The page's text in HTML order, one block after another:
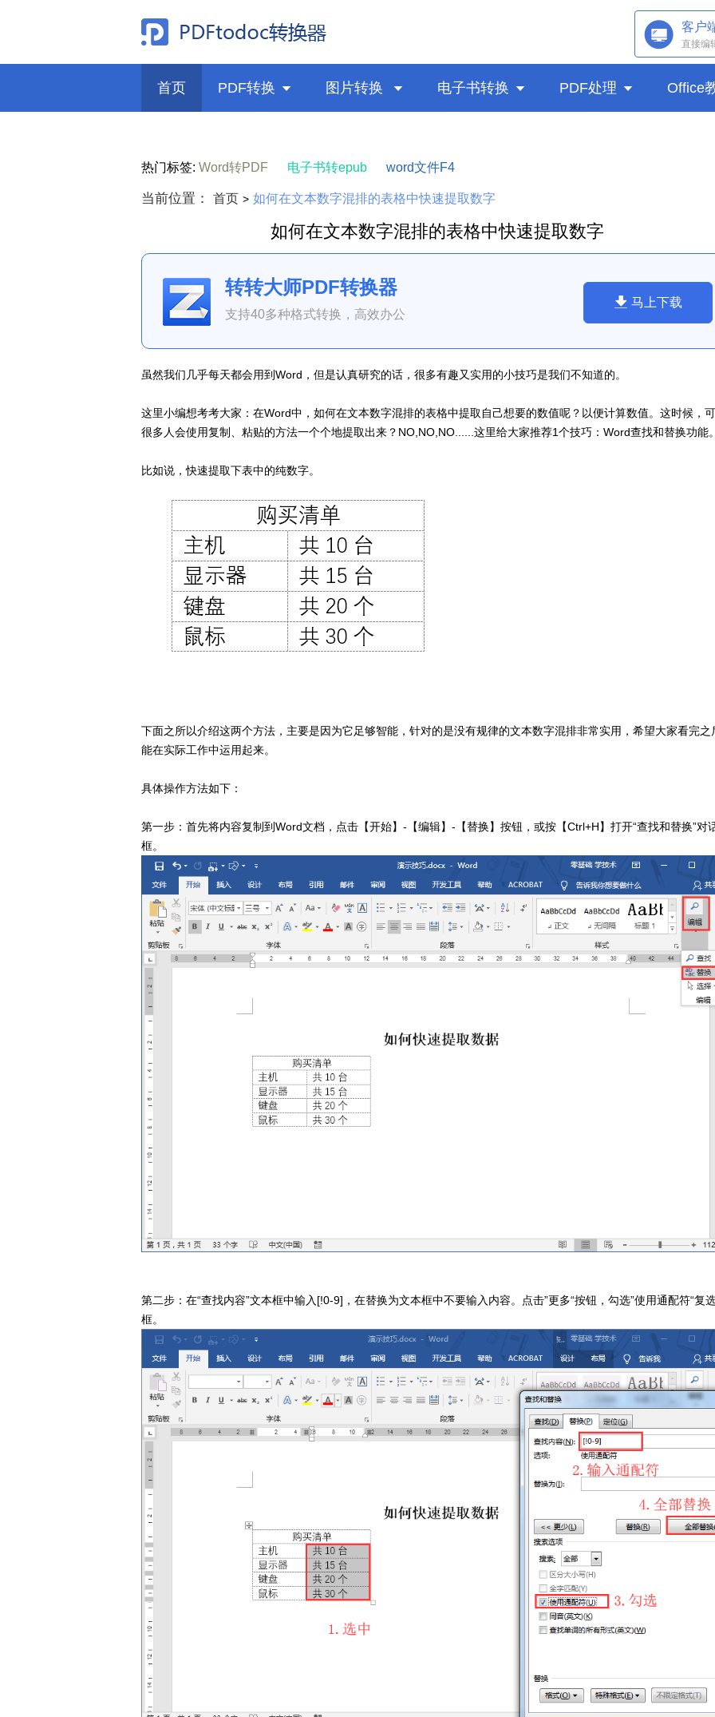
客户
直接编
首页 PDF转换  图片转换  电子书转换  PDF处理  Office
热门标签: Word转PDF 电子书转epub word文件F4
当前位置： 首页 > 如何在文本数字混排的表格中快速提取数字
如何在文本数字混排的表格中快速提取数字
转转大师PDF转换器
支持40多种格式转换，高效办公
马上下载
虽然我们几乎每天都会用到Word，但是认真研究的话，很多有趣又实用的小技巧是我们不知道的。
这里小编想考考大家：在Word中，如何在文本数字混排的表格中提取自己想要的数值呢？以便计算数值。这时候，
很多人会使用复制、粘贴的方法一个个地提取出来？NO,NO,NO......这里给大家推荐1个技巧：Word查找和替换功能
比如说，快速提取下表中的纯数字。
下面之所以介绍这两个方法，主要是因为它足够智能，针对的是没有规律的文本数字混排非常实用，希望大家看完之
能在实际工作中运用起来。
具体操作方法如下：
第一步：首先将内容复制到Word文档，点击【开始】-【编辑】-【替换】按钮，或按【Ctrl+H】打开“查找和替换”对
框。
第二步：在“查找内容”文本框中输入[!0-9]，在替换为文本框中不要输入内容。
点击”更多“按钮，勾选”使用通配符“复
框。